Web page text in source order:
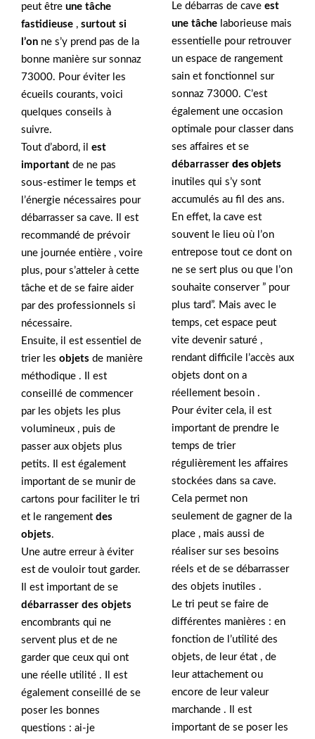
peut être une tâche
fastidieuse , surtout si
l’on ne s’y prend pas de la
bonne manière sur sonnaz
73000. Pour éviter les
écueils courants, voici
quelques conseils à
suivre.
Tout d’abord, il est
important de ne pas
sous-estimer le temps et
l’énergie nécessaires pour
débarrasser sa cave. Il est
recommandé de prévoir
une journée entière , voire
plus, pour s’atteler à cette
tâche et de se faire aider
par des professionnels si
nécessaire.
Ensuite, il est essentiel de
trier les objets de manière
méthodique . Il est
conseillé de commencer
par les objets les plus
volumineux , puis de
passer aux objets plus
petits. Il est également
important de se munir de
cartons pour faciliter le tri
et le rangement des
objets.
Une autre erreur à éviter
est de vouloir tout garder.
Il est important de se
débarrasser des objets
encombrants qui ne
servent plus et de ne
garder que ceux qui ont
une réelle utilité . Il est
également conseillé de se
poser les bonnes
questions : ai-je
Le débarras de cave est
une tâche laborieuse mais
essentielle pour retrouver
un espace de rangement
sain et fonctionnel sur
sonnaz 73000. C’est
également une occasion
optimale pour classer dans
ses affaires et se
débarrasser des objets
inutiles qui s’y sont
accumulés au fil des ans.
En effet, la cave est
souvent le lieu où l’on
entrepose tout ce dont on
ne se sert plus ou que l’on
souhaite conserver ” pour
plus tard”. Mais avec le
temps, cet espace peut
vite devenir saturé ,
rendant difficile l’accès aux
objets dont on a
réellement besoin .
Pour éviter cela, il est
important de prendre le
temps de trier
régulièrement les affaires
stockées dans sa cave.
Cela permet non
seulement de gagner de la
place , mais aussi de
réaliser sur ses besoins
réels et de se débarrasser
des objets inutiles .
Le tri peut se faire de
différentes manières : en
fonction de l’utilité des
objets, de leur état , de
leur attachement ou
encore de leur valeur
marchande . Il est
important de se poser les